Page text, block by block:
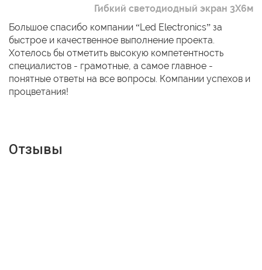
Гибкий светодиодный экран 3Х6м
Большое спасибо компании “Led Electronics” за
быстрое и качественное выполнение проекта.
Хотелось бы отметить высокую компетентность
специалистов - грамотные, а самое главное -
понятные ответы на все вопросы. Компании успехов и
процветания!
Отзывы